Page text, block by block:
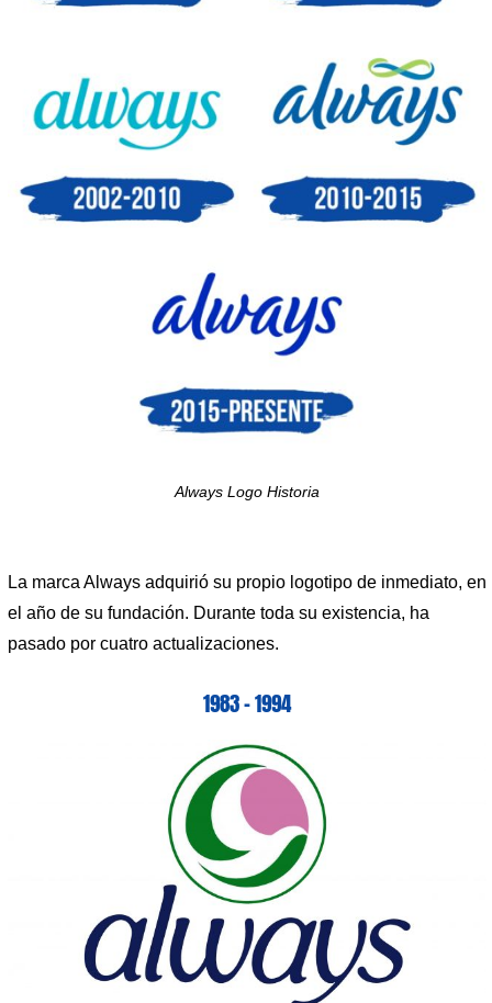
Always Logo Historia
La marca Always adquirió su propio logotipo de inmediato, en
el año de su fundación. Durante toda su existencia, ha
pasado por cuatro actualizaciones.
1983 – 1994